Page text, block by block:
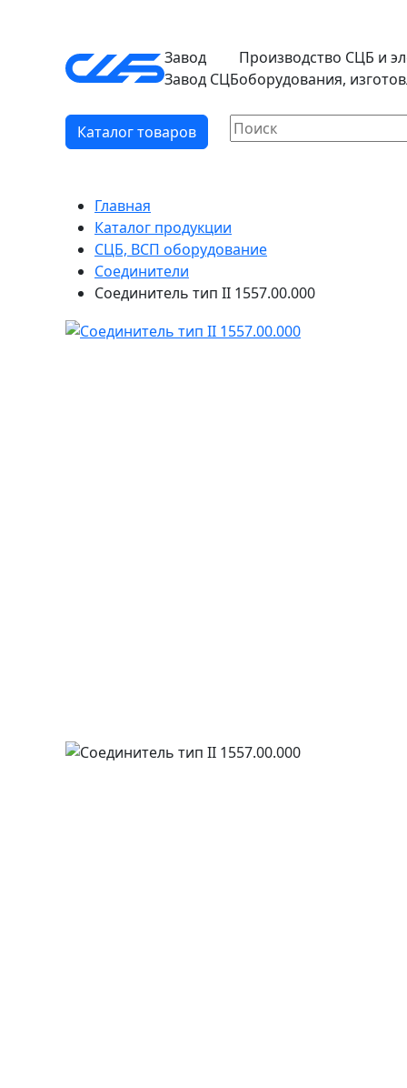
Завод
Завод СЦБ
Производство СЦБ и
оборудования,
Каталог товаров
Главная
Каталог продукции
СЦБ, ВСП оборудование
Соединители
Соединитель тип II 1557.00.000